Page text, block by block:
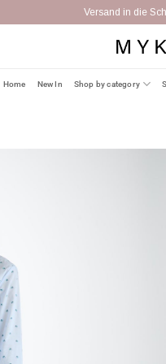
Versand in die
Home New In Shop by category